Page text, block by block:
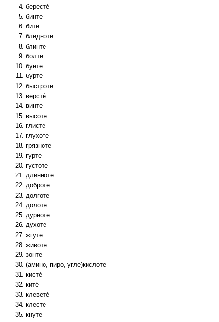
бересте́
бинте
бите
бледноте
блинте
болте
бунте
бурте
быстроте
версте́
винте
высоте
глисте́
глухоте
грязноте
гурте
густоте
длинноте
доброте
долготе
долоте
дурноте
духоте
жгуте
животе
зонте
(амино, пиро, угле)кислоте
кисте́
ките́
клевете́
клесте́
кнуте